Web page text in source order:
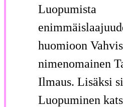
Luopumista
huomioon
nimenomainen
Ilmaus. Lisäksi
Luopuminen